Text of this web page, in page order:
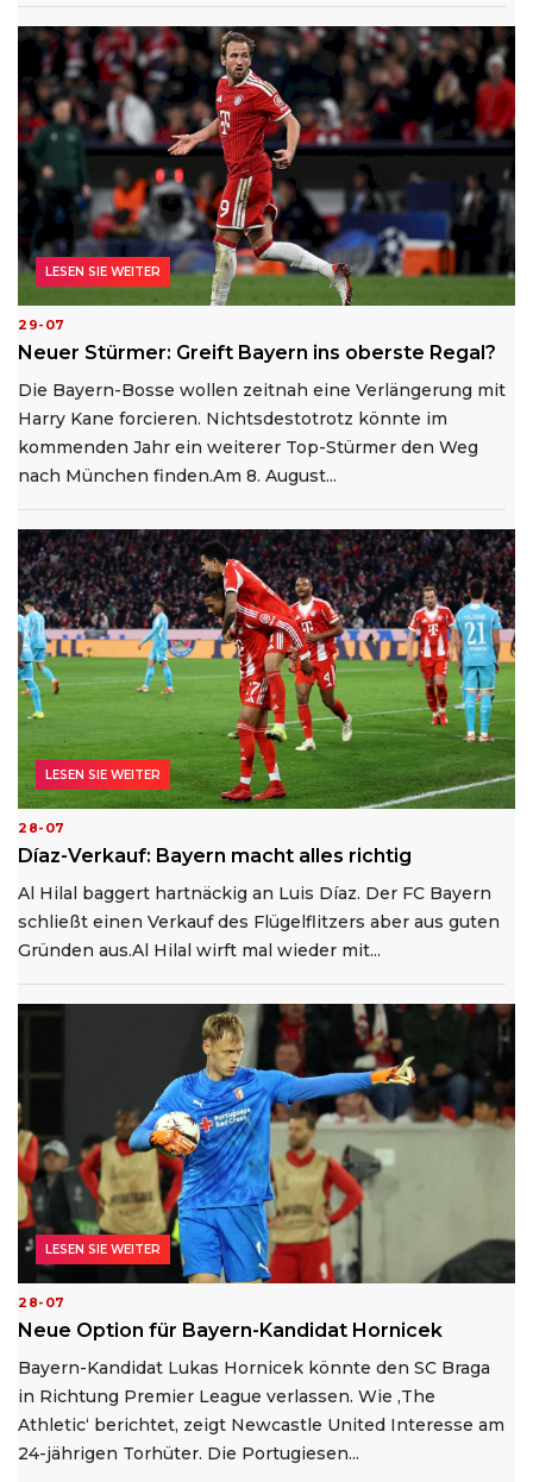
29-07
Neuer Stürmer: Greift Bayern ins oberste Regal?
Die Bayern-Bosse wollen zeitnah eine Verlängerung mit
Harry Kane forcieren. Nichtsdestotrotz könnte im
kommenden Jahr ein weiterer Top-Stürmer den Weg
nach München finden.Am 8. August...
LESEN SIE WEITER
28-07
Díaz-Verkauf: Bayern macht alles richtig
Al Hilal baggert hartnäckig an Luis Díaz. Der FC Bayern
schließt einen Verkauf des Flügelflitzers aber aus guten
Gründen aus.Al Hilal wirft mal wieder mit...
LESEN SIE WEITER
28-07
Neue Option für Bayern-Kandidat Hornicek
Bayern-Kandidat Lukas Hornicek könnte den SC Braga
in Richtung Premier League verlassen. Wie ‚The
Athletic‘ berichtet, zeigt Newcastle United Interesse am
24-jährigen Torhüter. Die Portugiesen...
LESEN SIE WEITER